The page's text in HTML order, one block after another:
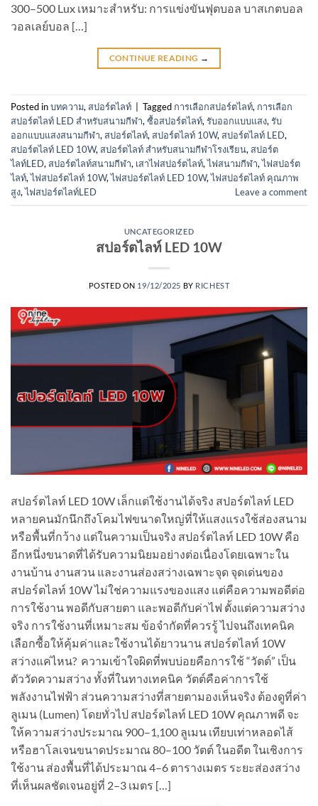
300–500 Lux เหมาะสำหรับ: การแข่งขันฟุตบอล บาสเกตบอล
วอลเลย์บอล […]
CONTINUE READING →
Posted inบทความ, สปอร์ตไลท์ Tagged การเลือกสปอร์ตไลท์, การเลือก
สปอร์ตไลท์ LED สำหรับสนามกีฬา,ซื้อสปอร์ตไลท์,รับออกแบบแสง,รับ
ออกแบบแสงสนามกีฬา, สปอร์ตไลท์, สปอร์ตไลท์ 10W, สปอร์ตไลท์ LED,
สปอร์ตไลท์ LED 10W, สปอร์ตไลท์ สำหรับสนามกีฬาโรงเรียน, สปอร์ต
ไลท์LED, สปอร์ตไลท์สนามกีฬา, เสาไฟสปอร์ตไลท์,ไฟสนามกีฬา,ไฟสปอร์ต
ไลท์,ไฟสปอร์ตไลท์ 10W,ไฟสปอร์ตไลท์ LED 10W,ไฟสปอร์ตไลท์ คุณภาพ
สูง,ไฟสปอร์ตไลท์LED Leave a comment
UNCATEGORIZED
สปอร์ตไลท์ LED 10W
POSTED ON 19/12/2025 BY RICHEST
สปอร์ตไลท์ LED 10W เล็กแต่ใช้งานได้จริง สปอร์ตไลท์ LED
หลายคนมักนึกถึงโคมไฟขนาดใหญ่ที่ให้แสงแรงใช้ส่องสนาม
หรือพื้นที่กว้าง แต่ในความเป็นจริง สปอร์ตไลท์ LED 10W คือ
อีกหนึ่งขนาดที่ได้รับความนิยมอย่างต่อเนื่องโดยเฉพาะใน
งานบ้าน งานสวน และงานส่องสว่างเฉพาะจุด จุดเด่นของ
สปอร์ตไลท์ 10W ไม่ใช่ความแรงของแสง แต่คือความพอดีต่อ
การใช้งาน พอดีกับสายตา และพอดีกับค่าไฟ ตั้งแต่ความสว่าง
จริง การใช้งานที่เหมาะสม ข้อจำกัดที่ควรรู้ ไปจนถึงเทคนิค
เลือกซื้อให้คุ้มค่าและใช้งานได้ยาวนาน สปอร์ตไลท์ 10W
สว่างแค่ไหน? ความเข้าใจผิดที่พบบ่อยคือการใช้ “วัตต์” เป็น
ตัววัดความสว่าง ทั้งที่ในทางเทคนิค วัตต์คือค่าการใช้
พลังงานไฟฟ้า ส่วนความสว่างที่สายตามองเห็นจริง ต้องดูที่ค่า
ลูเมน (Lumen) โดยทั่วไป สปอร์ตไลท์ LED 10W คุณภาพดี จะ
ให้ความสว่างประมาณ 900–1,100 ลูเมน เทียบเท่าหลอดไส้
หรือฮาโลเจนขนาดประมาณ 80–100 วัตต์ ในอดีต ในเชิงการ
ใช้งาน ส่องพื้นที่ได้ประมาณ 4–6 ตารางเมตร ระยะส่องสว่าง
ที่เห็นผลชัดเจนอยู่ที่ 2–3 เมตร […]